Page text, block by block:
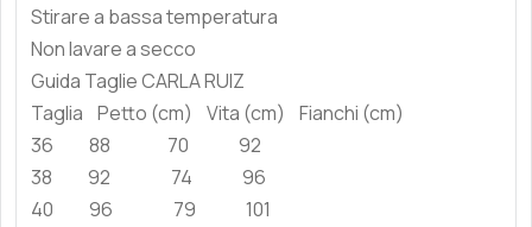
Stirare a bassa temperatura
Non lavare a secco
Guida Taglie CARLA RUIZ
Taglia Petto (cm) Vita (cm) Fianchi (cm)
36 88 70 92
38 92 74 96
40 96 79 101